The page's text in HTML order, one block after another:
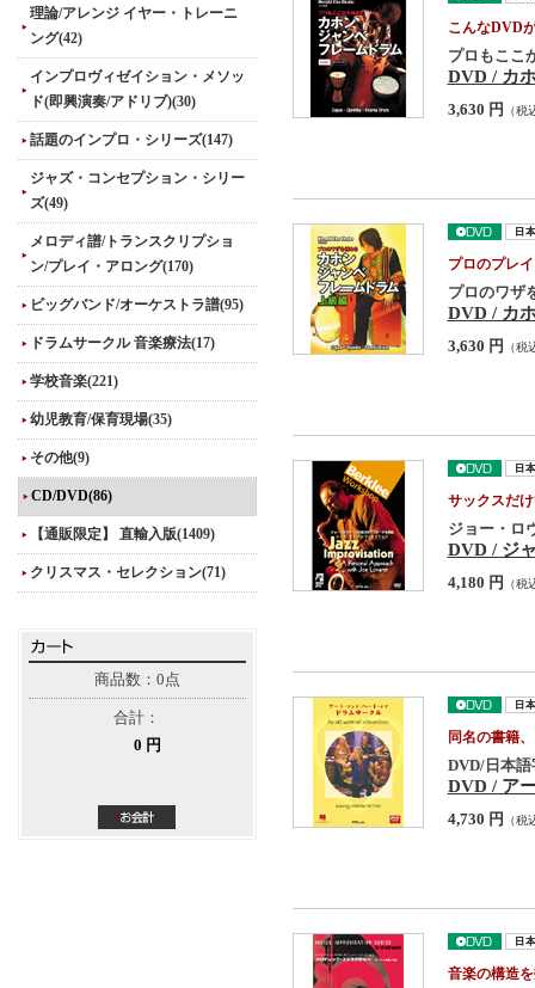
理論/アレンジ イヤー・トレーニ
ング(42)
インプロヴィゼイション・メソッ
ド(即興演奏/アドリブ)(30)
話題のインプロ・シリーズ(147)
ジャズ・コンセプション・シリー
ズ(49)
メロディ譜/トランスクリプショ
ン/プレイ・アロング(170)
ビッグバンド/オーケストラ譜(95)
ドラムサークル 音楽療法(17)
学校音楽(221)
幼児教育/保育現場(35)
その他(9)
CD/DVD(86)
【通販限定】 直輸入版(1409)
クリスマス・セレクション(71)
商品数：0点
合計：
0 円
こんなDVD
プロもここ
DVD / カ
3,630 円 （税
プロのプレ
プロのワザ
DVD / カ
3,630 円 （税
サックスだ
ジョー・ロ
DVD / ジ
4,180 円 （税
同名の書籍
DVD/日本
DVD / ア
4,730 円 （税
音楽の構造